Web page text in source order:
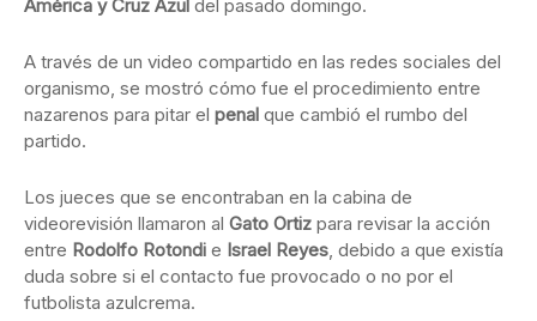
América y Cruz Azul del pasado domingo.
A través de un video compartido en las redes sociales del
organismo, se mostró cómo fue el procedimiento entre
nazarenos para pitar el penal que cambió el rumbo del
partido.
Los jueces que se encontraban en la cabina de
videorevisión llamaron al Gato Ortiz para revisar la acción
entre Rodolfo Rotondi e Israel Reyes , debido a que existía
duda sobre si el contacto fue provocado o no por el
futbolista azulcrema.